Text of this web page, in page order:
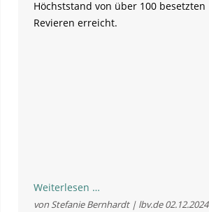
Höchststand von über 100 besetzten
Revieren erreicht.
Weiterlesen …Neuer
Rekord:
von Stefanie Bernhardt | lbv.de02.12.2024